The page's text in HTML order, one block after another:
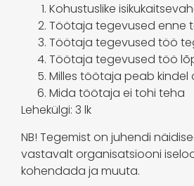
Kohustuslike
Töötaja tegevused enne
Töötaja tegevused töö
Töötaja tegevused töö
Milles töötaja peab kindel
Mida töötaja ei tohi teha
Lehekülgi: 3 lk
NB! Tegemist on juhendi
vastavalt organisatsiooni
kohendada ja muuta.